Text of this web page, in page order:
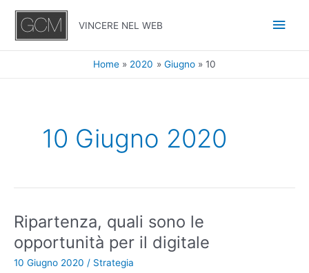
contenuto
VINCERE NEL WEB
Home 2020 Giugno 10
10 Giugno 2020
Ripartenza, quali sono le
opportunità per il digitale
10 Giugno 2020 / Strategia
Ripartenza,
quali
sono
le